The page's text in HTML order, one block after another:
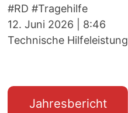
#RD #Tragehilfe
12. Juni 2026
8:46
Technische Hilfeleistung
Jahresbericht